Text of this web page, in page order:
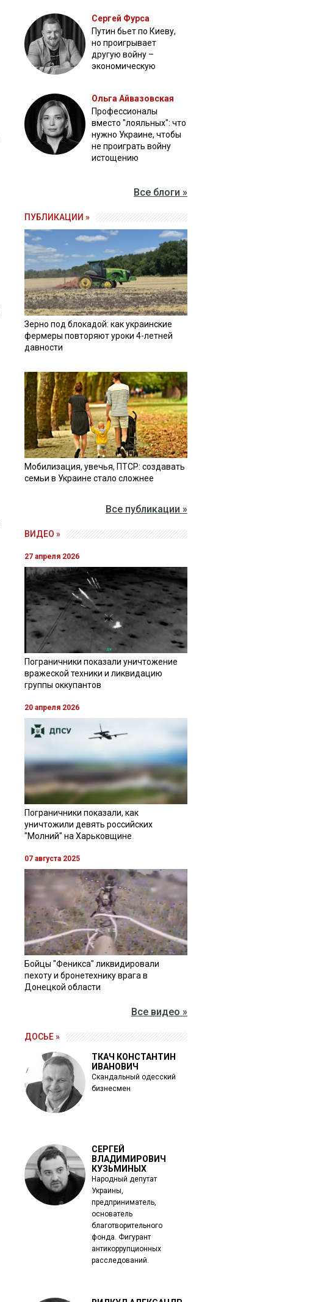
Сергей Фурса
Путин бьет по Киеву,
но проигрывает
другую войну –
экономическую
Ольга Айвазовская
Профессионалы
вместо "лояльных": что
нужно Украине, чтобы
не проиграть войну
истощению
Все блоги »
ПУБЛИКАЦИИ »
Зерно под блокадой: как украинские
фермеры повторяют уроки 4-летней
давности
Мобилизация, увечья, ПТСР: создавать
семьи в Украине стало сложнее
Все публикации »
ВИДЕО »
27 апреля 2026
Пограничники показали уничтожение
вражеской техники и ликвидацию
группы оккупантов
20 апреля 2026
Пограничники показали, как
уничтожили девять российских
"Молний" на Харьковщине
07 августа 2025
Бойцы "Феникса" ликвидировали
пехоту и бронетехнику врага в
Донецкой области
Все видео »
ДОСЬЕ »
ТКАЧ КОНСТАНТИН
ИВАНОВИЧ
Скандальный одесский
бизнесмен
СЕРГЕЙ
ВЛАДИМИРОВИЧ
КУЗЬМИНЫХ
Народный депутат
Украины,
предприниматель,
основатель
благотворительного
фонда. Фигурант
антикоррупционных
расследований.